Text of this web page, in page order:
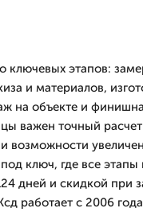
ключевых этапов:
и материалов,
на объекте и
важен точный
возможности
ключ, где все
дней и скидкой при
работает с 2006